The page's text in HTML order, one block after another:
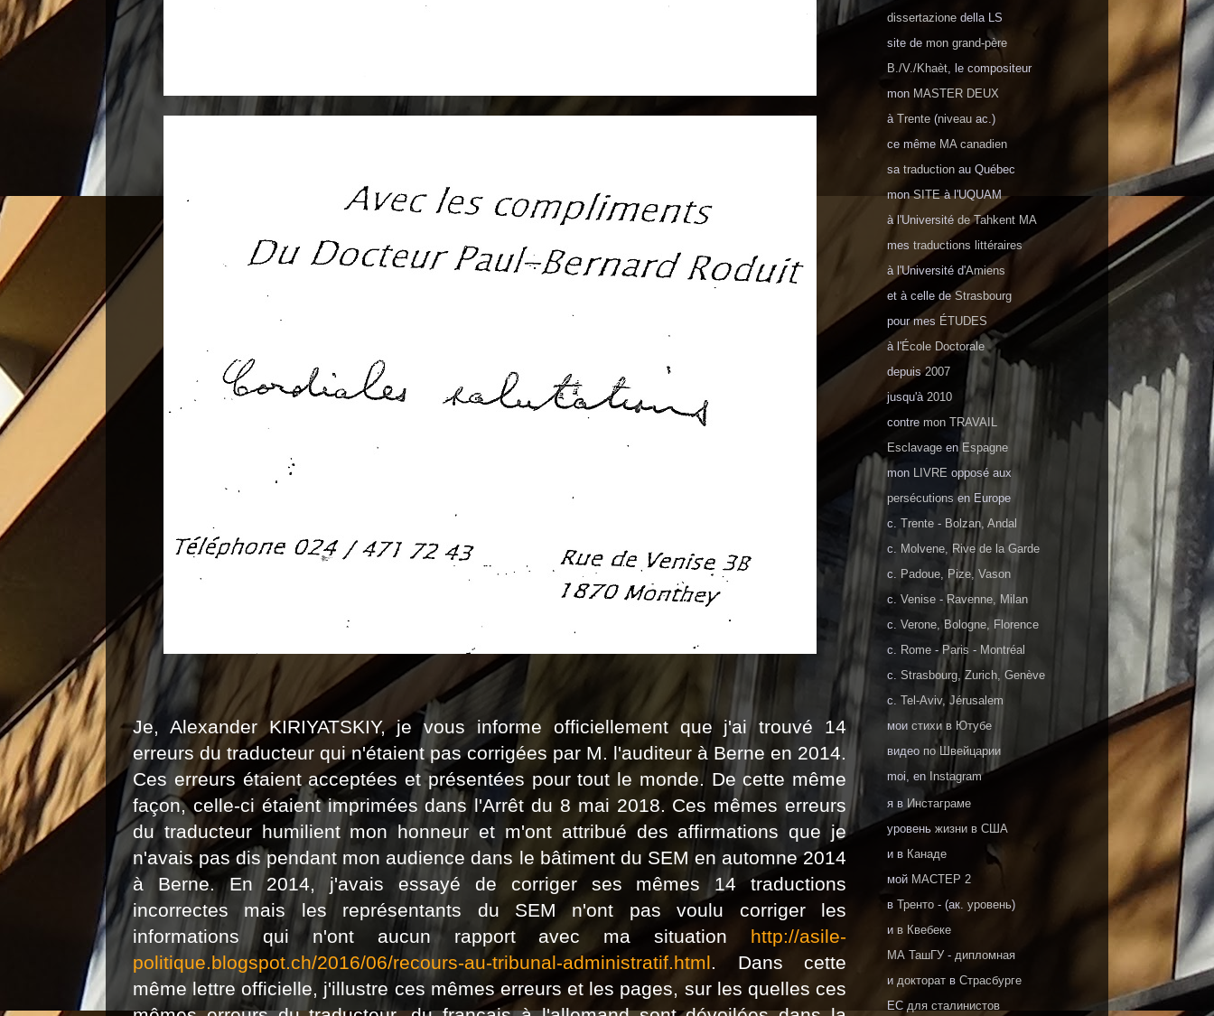
Je, Alexander KIRIYATSKIY, je vous informe officiellement que j'ai trouvé 14
erreurs du traducteur qui n'étaient pas corrigées par M. l'auditeur à Berne en 2014.
Ces erreurs étaient acceptées et présentées pour tout le monde. De cette même
façon, celle-ci étaient imprimées dans l'Arrêt du 8 mai 2018. Ces mêmes erreurs
du traducteur humilient mon honneur et m'ont attribué des affirmations que je
n'avais pas dis pendant mon audience dans le bâtiment du SEM en automne 2014
à Berne. En 2014, j'avais essayé de corriger ses mêmes 14 traductions
incorrectes mais les représentants du SEM n'ont pas voulu corriger les
informations qui n'ont aucun rapport avec ma situation http://asile-
politique.blogspot.ch/2016/06/recours-au-tribunal-administratif.html. Dans cette
même lettre officielle, j'illustre ces mêmes erreurs et les pages, sur les quelles ces
dissertazione della LS
site de mon grand-père
B./V./Khaèt, le compositeur
mon MASTER DEUX
à Trente (niveau ac.)
ce même MA canadien
sa traduction au Québec
monSITEàl'UQUAM
à l'Université de Tahkent MA
mes traductions littéraires
à l'Université d'Amiens
et à celle deStrasbourg
pour mes ÉTUDES
à l'École Doctorale
depuis2007
jusqu'à 2010
contre mon TRAVAIL
Esclavage en Espagne
mon LIVRE opposé aux
persécutions en Europe
c. Trente - Bolzan, Andal
c. Molvene, Rive de la Garde
c. Padoue, Pize, Vason
c. Venise -Ravenne, Milan
c. Verone, Bologne, Florence
c. Rome -Paris - Montréal
c. Strasbourg, Zurich, Genève
c. Tel-Aviv, Jérusalem
мои стихи в Ютубе
видео по Швейцарии
moi, en Instagram
я в Инстаграме
уровень жизни в США
и в Канаде
мoй МАСТЕР 2
в Тренто - (ак. уровень)
и в Квебеке
МА ТашГУ - дипломная
и докторат в Страсбурге
EC для сталинистов